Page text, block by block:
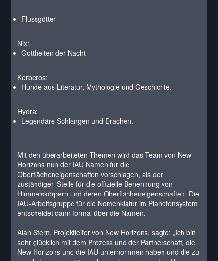
Flussgötter
Nix:
Gottheiten der Nacht
Kerberos:
Hunde aus Literatur, Mythologie und Geschichte.
Hydra:
Legendäre Schlangen und Drachen.
Mit den überarbeiteten Themen wird das Team von New
Horizons nun der IAU Namen für die
Oberflächeneigenschaften vorschlagen, als der
zuständigen Stelle für die offizielle Benennung von
Himmelskörpern und deren Oberflächeneigenschaften. Die
IAU-Arbeitsgruppe für die Nomenklatur im Planetensystem
entscheidet dann formal über die Namen.
Alan Stern, Projektleiter von New Horizons, sagte: „Ich bin
sehr glücklich mit dem Prozess und der Partnerschaft, die
New Horizons und die IAU unternommen haben und die zu